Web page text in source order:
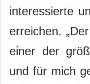
interessierte
erreichen.
einer der
und für mich